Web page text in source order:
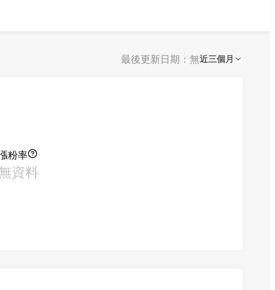
最後更新日期：無近三個月
粉率
資料